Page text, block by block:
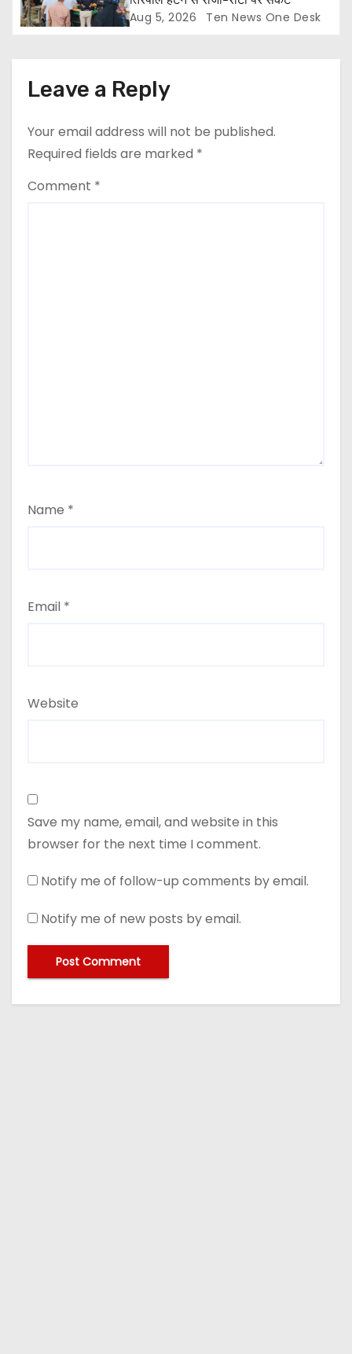
Aug 5, 2026 Ten News One Desk
Leave a Reply
Your email address will not be published.
Required fields are marked *
Comment *
Name *
Email *
Website
Save my name, email, and website in this
browser for the next time I comment.
Notify me of follow-up comments by email.
Notify me of new posts by email.